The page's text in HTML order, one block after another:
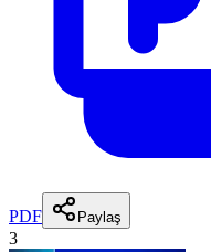
PDF Paylaş
3